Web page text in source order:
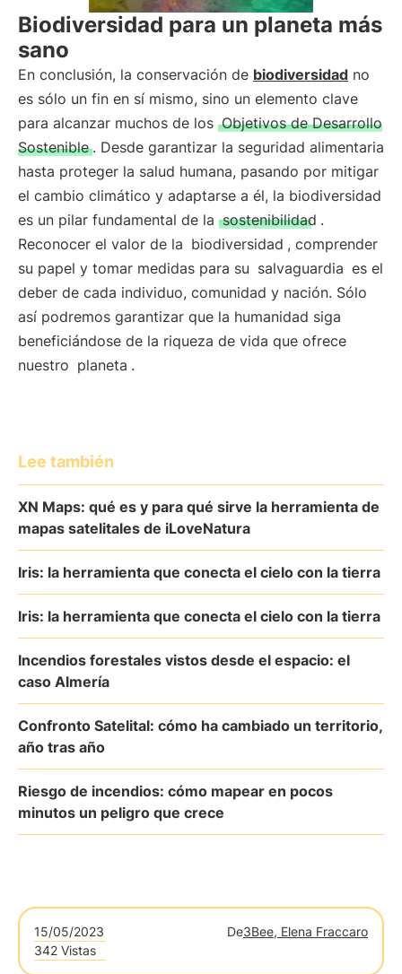
Biodiversidad para un planeta más
sano
En conclusión, la conservación de biodiversidad no
es sólo un fin en sí mismo, sino un elemento clave
para alcanzar muchos de los Objetivos de Desarrollo
Sostenible . Desde garantizar la seguridad alimentaria
hasta proteger la salud humana, pasando por mitigar
el cambio climático y adaptarse a él, la biodiversidad
es un pilar fundamental de la sostenibilidad .
Reconocer el valor de la biodiversidad , comprender
su papel y tomar medidas para su salvaguardia es el
deber de cada individuo, comunidad y nación. Sólo
así podremos garantizar que la humanidad siga
beneficiándose de la riqueza de vida que ofrece
nuestro planeta .
Lee también
XN Maps: qué es y para qué sirve la herramienta de
mapas satelitales de iLoveNatura
Iris: la herramienta que conecta el cielo con la tierra
Iris: la herramienta que conecta el cielo con la tierra
Incendios forestales vistos desde el espacio: el
caso Almería
Confronto Satelital: cómo ha cambiado un territorio,
año tras año
Riesgo de incendios: cómo mapear en pocos
minutos un peligro que crece
15/05/2023 De3Bee, Elena Fraccaro
342 Vistas